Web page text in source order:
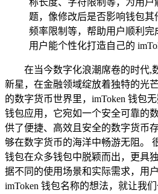
题，像修改后是否影响钱包其
频率限制等，帮助用户顺利完
用户能个性化打造自己的
在当今数字化浪潮席卷的时代,
新星，在金融领域绽放着独特的光
的数字货币世界里，imToken 钱包
钱包应用，它宛如一个安全可靠的
供了便捷、高效且安全的数字货币
够在数字货币的海洋中畅游无阻。
钱包在众多钱包中脱颖而出，更具
据不同的使用场景和实际需求，用
imToken 钱包名称的想法，就让我